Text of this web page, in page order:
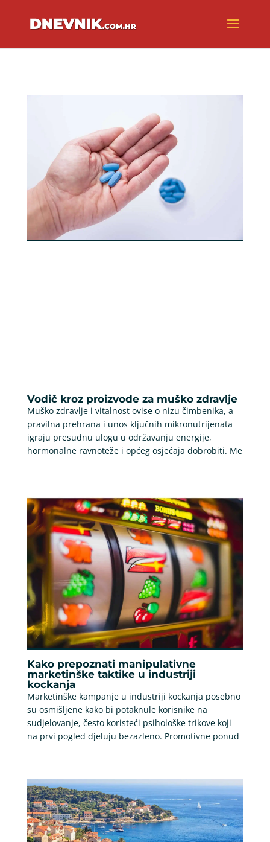
Vodič kroz proizvode za muško zdravlje
Muško zdravlje i vitalnost ovise o nizu čimbenika, a
pravilna prehrana i unos ključnih mikronutrijenata
igraju presudnu ulogu u održavanju energije,
hormonalne ravnoteže i općeg osjećaja dobrobiti. Me
Kako prepoznati manipulativne
marketinške taktike u industriji
kockanja
Marketinške kampanje u industriji kockanja posebno
su osmišljene kako bi potaknule korisnike na
sudjelovanje, često koristeći psihološke trikove koji
na prvi pogled djeluju bezazleno. Promotivne ponud